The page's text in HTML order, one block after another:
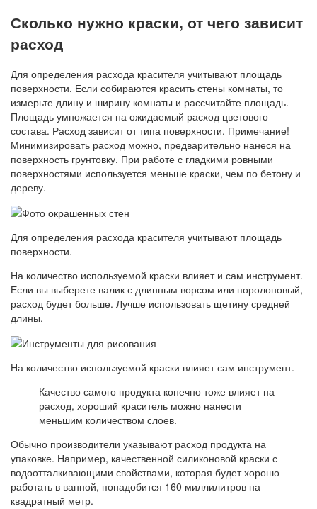
Сколько нужно краски, от чего зависит
расход
Для определения расхода красителя учитывают площадь
поверхности. Если собираются красить стены комнаты, то
измерьте длину и ширину комнаты и рассчитайте площадь.
Площадь умножается на ожидаемый расход цветового
состава. Расход зависит от типа поверхности. Примечание!
Минимизировать расход можно, предварительно нанеся на
поверхность грунтовку. При работе с гладкими ровными
поверхностями используется меньше краски, чем по бетону и
дереву.
Для определения расхода красителя учитывают площадь
поверхности.
На количество используемой краски влияет и сам инструмент.
Если вы выберете валик с длинным ворсом или поролоновый,
расход будет больше. Лучше использовать щетину средней
длины.
На количество используемой краски влияет сам инструмент.
Качество самого продукта конечно тоже влияет на
расход, хороший краситель можно нанести
меньшим количеством слоев.
Обычно производители указывают расход продукта на
упаковке. Например, качественной силиконовой краски с
водоотталкивающими свойствами, которая будет хорошо
работать в ванной, понадобится 160 миллилитров на
квадратный метр.